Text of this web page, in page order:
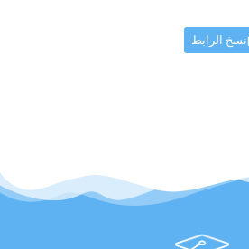
نسخ الرابط